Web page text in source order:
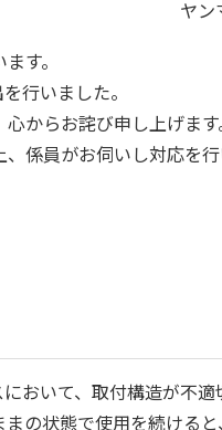
ヤン
す。
行いました。
からお詫び申し上げます
係員がお伺いし対応を
おいて、取付構造が不適
の状態で使用を続ける